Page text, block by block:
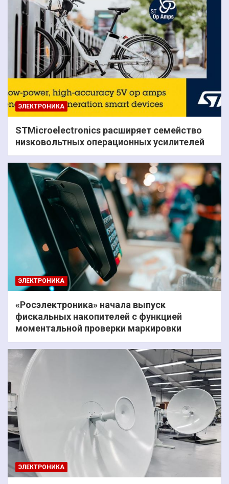
ЭЛЕКТРОНИКА
STMicroelectronics расширяет семейство
низковольтных операционных усилителей
ЭЛЕКТРОНИКА
«Росэлектроника» начала выпуск
фискальных накопителей с функцией
моментальной проверки маркировки
ЭЛЕКТРОНИКА